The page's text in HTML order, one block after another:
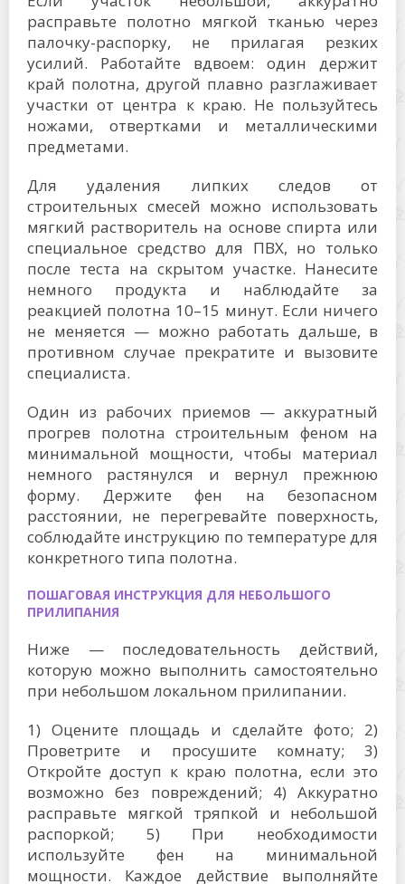
расправьте полотно мягкой тканью через
палочку-распорку, не прилагая резких
усилий. Работайте вдвоем: один держит
край полотна, другой плавно разглаживает
участки от центра к краю. Не пользуйтесь
ножами, отвертками и металлическими
предметами.
Для удаления липких следов от
строительных смесей можно использовать
мягкий растворитель на основе спирта или
специальное средство для ПВХ, но только
после теста на скрытом участке. Нанесите
немного продукта и наблюдайте за
реакцией полотна 10–15 минут. Если ничего
не меняется — можно работать дальше, в
противном случае прекратите и вызовите
специалиста.
Один из рабочих приемов — аккуратный
прогрев полотна строительным феном на
минимальной мощности, чтобы материал
немного растянулся и вернул прежнюю
форму. Держите фен на безопасном
расстоянии, не перегревайте поверхность,
соблюдайте инструкцию по температуре для
конкретного типа полотна.
ПОШАГОВАЯ ИНСТРУКЦИЯ ДЛЯ НЕБОЛЬШОГО
ПРИЛИПАНИЯ
Ниже — последовательность действий,
которую можно выполнить самостоятельно
при небольшом локальном прилипании.
1) Оцените площадь и сделайте фото; 2)
Проветрите и просушите комнату; 3)
Откройте доступ к краю полотна, если это
возможно без повреждений; 4) Аккуратно
расправьте мягкой тряпкой и небольшой
распоркой; 5) При необходимости
используйте фен на минимальной
мощности. Каждое действие выполняйте